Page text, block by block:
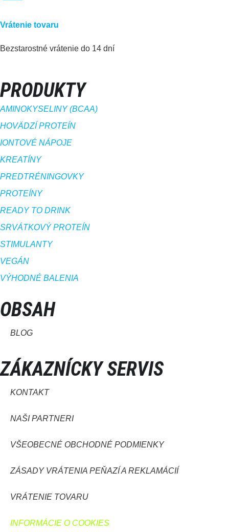
Vrátenie tovaru
Bezstarostné vrátenie do 14 dní
PRODUKTY
AMINOKYSELINY (BCAA)
HOVÄDZÍ PROTEÍN
IONTOVÉ NÁPOJE
KREATÍNY
PREDTRÉNINGOVKY
PROTEÍNY
READY TO DRINK
SRVÁTKOVÝ PROTEÍN
STIMULANTY
VEGÁN
VÝHODNÉ BALENIA
OBSAH
BLOG
ZÁKAZNÍCKY SERVIS
KONTAKT
NAŠI PARTNERI
VŠEOBECNÉ OBCHODNÉ PODMIENKY
ZÁSADY VRÁTENIA PEŇAZÍ A REKLAMÁCIÍ
VRÁTENIE TOVARU
INFORMÁCIE O COOKIES